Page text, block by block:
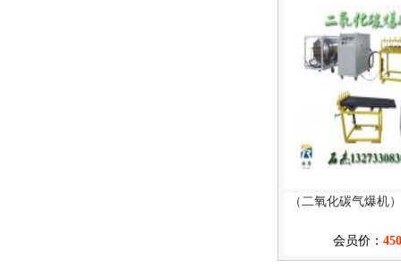
（二氧化碳气爆机
会员价：